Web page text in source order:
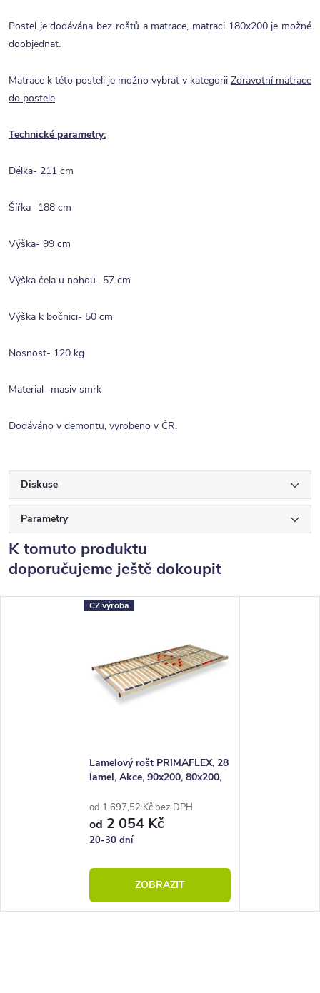
Postel je dodávána bez roštů a matrace, matraci 180x200 je možné
doobjednat.
Matrace k této posteli je možno vybrat v kategorii Zdravotní matrace
do postele.
Technické parametry:
Délka- 211 cm
Šířka- 188 cm
Výška- 99 cm
Výška čela u nohou- 57 cm
Výška k bočnici- 50 cm
Nosnost- 120 kg
Material- masiv smrk
Dodáváno v demontu, vyrobeno v ČR.
Diskuse
Parametry
K tomuto produktu
doporučujeme ještě dokoupit
CZ výroba
Lamelový rošt PRIMAFLEX, 28
lamel, Akce, 90x200, 80x200,
od 1 697,52 Kč bez DPH
od 2 054 Kč
20-30 dní
ZOBRAZIT